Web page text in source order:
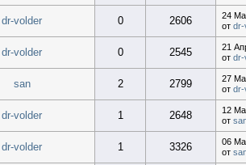
dr-volder 0 2606
24
от dr-
dr-volder 0 2545
21
от dr-
san 2 2799
27
от dr-
dr-volder 1 2648
12
от
dr-volder 1 3326
06
от